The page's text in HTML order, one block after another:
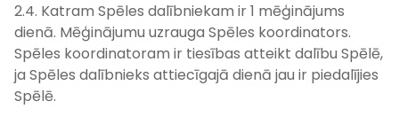
2.4. Katram Spēles dalībniekam ir 1 mēģinājums
dienā. Mēģinājumu uzrauga Spēles koordinators.
Spēles koordinatoram ir tiesības atteikt dalību Spēlē,
ja Spēles dalībnieks attiecīgajā dienā jau ir piedalījies
Spēlē.